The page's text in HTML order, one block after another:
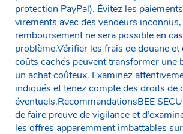
protection PayPal). Évitez les
virements avec des vendeurs
remboursement ne sera possible en
problème.Vérifier les frais de douane et
coûts cachés peuvent transformer une
un achat coûteux. Examinez
indiqués et tenez compte des droits de
éventuels.RecommandationsBEE
de faire preuve de vigilance et
les offres apparemment imbattables